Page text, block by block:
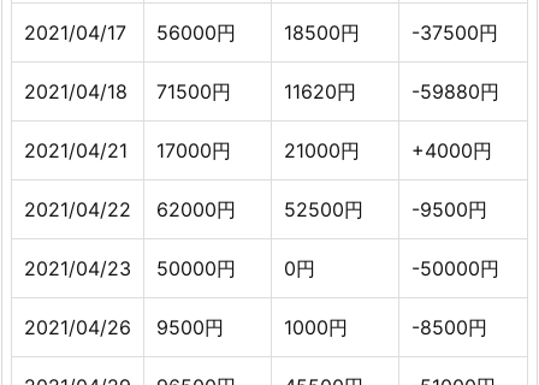
2021/04/17 56000円 18500円 -37500円
2021/04/18 71500円 11620円 -59880円
2021/04/21 17000円 21000円 +4000円
2021/04/22 62000円 52500円 -9500円
2021/04/23 50000円 0円 -50000円
2021/04/26 9500円 1000円 -8500円